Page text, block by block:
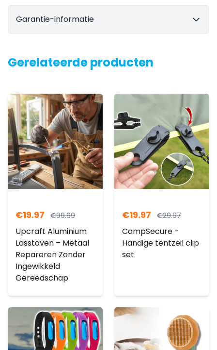
Garantie-informatie
Gerelateerde producten
€19.97 €99.99
Upcraft Aluminium
Lasstaven – Metaal
Repareren Zonder
Ingewikkeld
Gereedschap
€19.97 €29.97
CampSecure -
Handige tentzeil clip
set